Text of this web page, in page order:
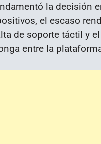
la decisión
el escaso
de soporte táctil y
entre la